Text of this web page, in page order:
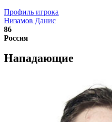
Профиль игрока
Низамов Данис
86
Россия
Нападающие